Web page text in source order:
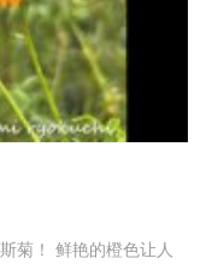
菊！ 鲜艳的橙色让人